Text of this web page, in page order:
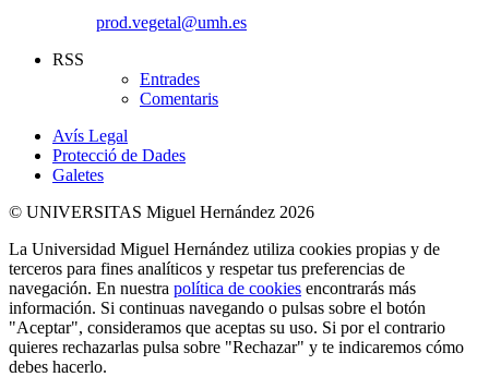
prod.vegetal@umh.es
RSS
Entrades
Comentaris
Avís Legal
Protecció de Dades
Galetes
© UNIVERSITAS Miguel Hernández 2026
La Universidad Miguel Hernández utiliza cookies propias y de
terceros para fines analíticos y respetar tus preferencias de
navegación. En nuestra política de cookies encontrarás más
información. Si continuas navegando o pulsas sobre el botón
"Aceptar", consideramos que aceptas su uso. Si por el contrario
quieres rechazarlas pulsa sobre "Rechazar" y te indicaremos cómo
debes hacerlo.